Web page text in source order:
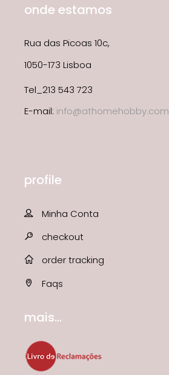
onde estamos
Rua das Picoas 10c,
1050-173 Lisboa
Tel_213 543 723
E-mail: info@athomehobby.com
profile
Minha Conta
checkout
order tracking
Faqs
mais...